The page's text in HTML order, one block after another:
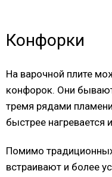
Конфорки
На варочной плите
конфорок. Они
тремя рядами
быстрее нагревается
Помимо
встраивают и более